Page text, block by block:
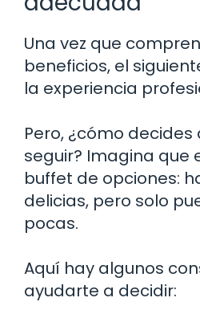
Una vez que
beneficios, el
la experiencia
Pero, ¿cómo
seguir? Imagina que
buffet de opciones:
delicias, pero solo
pocas.
Aquí hay algunos
ayudarte a decidir: